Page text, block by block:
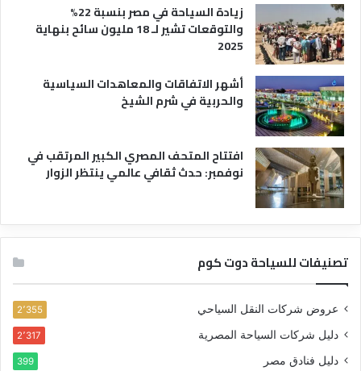
زيادة السياحة في مصر بنسبة 22%
والتوقعات تشير لـ 18 مليون سائح بنهاية
2025
أشهر الاتفاقات والمعاهدات السياسية
والحربية في شرم الشيخ
افتتاح المتحف المصري الكبير المرتقب في
نوفمبر: حدث ثقافي عالمي ينتظر الزوار
تصنيفات للسياحة دوت كوم
عروض شركات النقل السياحي 2٬355
دليل شركات السياحة المصرية 2٬317
دليل فنادق مصر 399